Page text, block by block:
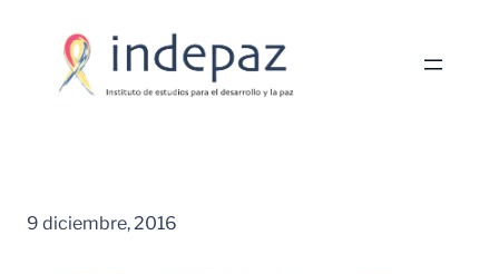
9 diciembre, 2016